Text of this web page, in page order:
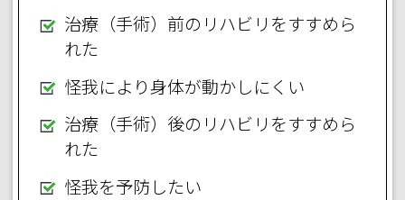
治療（手術）前のリハビリをすすめら
れた
怪我により身体が動かしにくい
治療（手術）後のリハビリをすすめら
れた
怪我を予防したい